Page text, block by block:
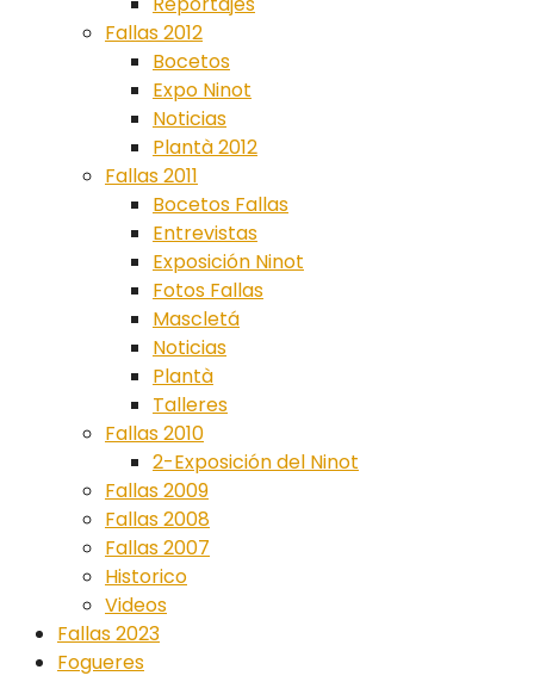
Fallas 2012
Bocetos
Expo Ninot
Noticias
Plantà 2012
Fallas 2011
Bocetos Fallas
Entrevistas
Exposición Ninot
Fotos Fallas
Mascletá
Noticias
Plantà
Talleres
Fallas 2010
2-Exposición del Ninot
Fallas 2009
Fallas 2008
Fallas 2007
Historico
Videos
Fallas 2023
Fogueres